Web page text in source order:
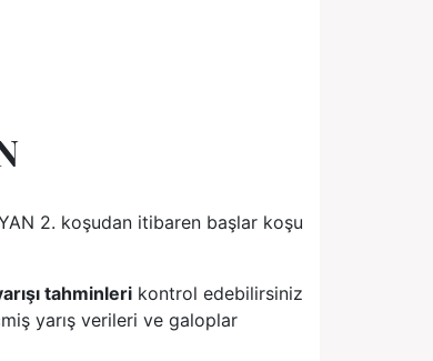
2. koşudan itibaren başlar koşu
tahminleri kontrol edebilirsiniz
yarış verileri ve galoplar